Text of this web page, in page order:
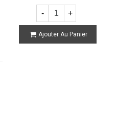
- +
Ajouter Au Panier